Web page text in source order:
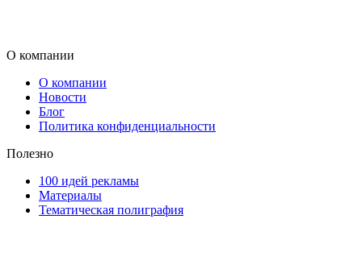
О компании
О компании
Новости
Блог
Политика конфиденциальности
Полезно
100 идей рекламы
Материалы
Тематическая полиграфия